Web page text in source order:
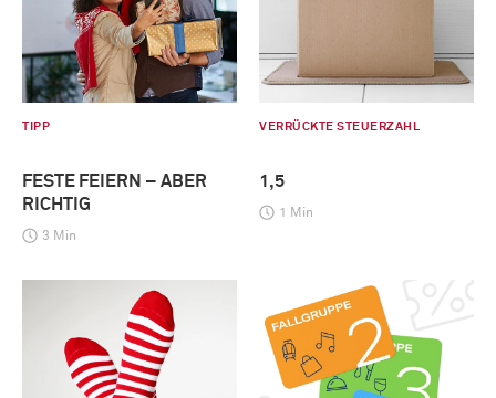
TIPP
FESTE FEIERN – ABER
RICHTIG
3 Min
VERRÜCKTE STEUERZAHL
1,5
1 Min